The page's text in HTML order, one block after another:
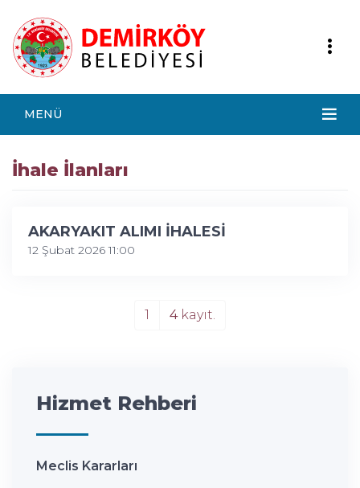
MENÜ
İhale İlanları
AKARYAKIT ALIMI İHALESİ
12 Şubat 2026 11:00
1 4kayıt.
Hizmet Rehberi
Meclis Kararları